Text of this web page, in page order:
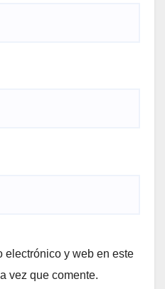
electrónico y web en este
vez que comente.